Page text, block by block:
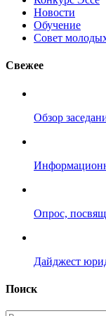
Новости
Обучение
Совет
Свежее
Обзор
Опрос,
Дайджест
Поиск